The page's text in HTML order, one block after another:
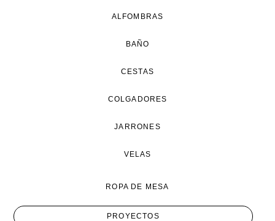
ALFOMBRAS
BAÑO
CESTAS
COLGADORES
JARRONES
VELAS
ROPA DE MESA
PROYECTOS